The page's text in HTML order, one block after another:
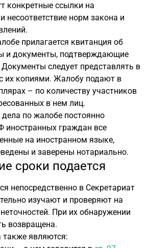
конкретные ссылки на
несоответствие норм закона и
прилагается квитанция об
и документы, подтверждающие
следует представлять в
их копиями. Жалобу подают в
– по количеству участников
в нем лиц.
по жалобе постоянно
граждан все
на иностранном языке,
и заверены нотариально.
сроки подается
непосредственно в Секретариат
изучают и проверяют на
При их обнаружении
возвращена.
являются: